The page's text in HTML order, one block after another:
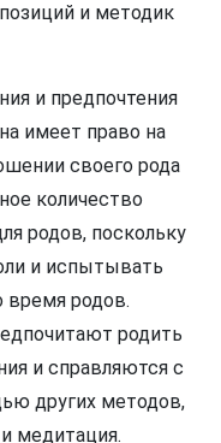
и методик
и предпочтения
имеет право на
своего рода
количество
родов, поскольку
и испытывать
родов.
родить
и справляются с
других методов,
медитация.